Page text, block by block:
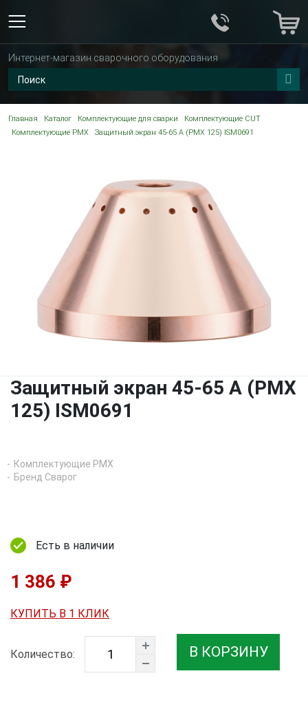
Интернет-магазин сварочного оборудования
Главная Каталог Комплектующие для сварки
Комплектующие CUT
Комплектующие PMX
Защитный экран 45-65 A (PMX 125) ISM0691
Защитный экран 45-65 A (PMX
125) ISM0691
Комплектующие PMX
Бренд Сварог
Есть в наличии
1 386 ₽
КУПИТЬ В 1 КЛИК
Количество: В КОРЗИНУ